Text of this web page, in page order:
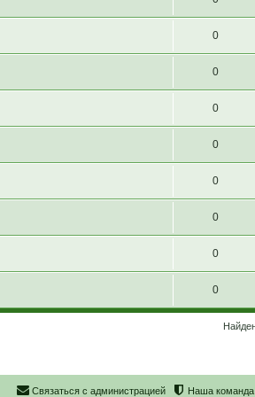
0
0
0
0
0
0
0
0
Наша команда
Связаться с администрацией